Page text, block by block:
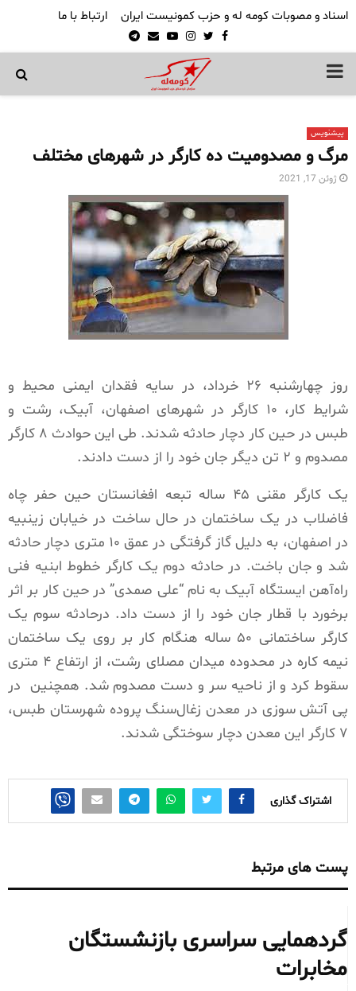
اسناد و مصوبات کومه له و حزب کمونیست ایران ارتباط با ما
Facebook
Twitter
Instagram
Youtube
Email
Telegram
PRIMARY
پیشنویس
مرگ و مصدومیت ده کارگر در شهرهای مختلف
ژوئن 17, 2021
روز چهارشنبه ۲۶ خرداد، در سایه فقدان ایمنی محیط و
شرایط کار، ۱۰ کارگر در شهرهای اصفهان، آبیک، رشت و
طبس در حین کار دچار حادثه شدند. طی این حوادث ۸ کارگر
مصدوم و ۲ تن دیگر جان خود را از دست دادند.
یک کارگر مقنی ۴۵ ساله تبعه افغانستان حین حفر چاه
فاضلاب در یک ساختمان در حال ساخت در خیابان زینبیه
در اصفهان، به دلیل گاز گرفتگی در عمق ۱۰ متری دچار حادثه
شد و جان باخت. در حادثه دوم یک کارگر خطوط ابنیه فنی
راه‌آهن ایستگاه آبیک به نام “علی صمدی” در حین کار بر اثر
برخورد با قطار جان خود را از دست داد. درحادثه سوم یک
کارگر ساختمانی ۵۰ ساله هنگام کار بر روی یک ساختمان
نیمه کاره در محدوده میدان مصلای رشت، از ارتفاع ۴ متری
سقوط کرد و از ناحیه سر و دست‌ مصدوم شد. همچنین در
پی آتش سوزی در معدن زغال‌سنگ پروده شهرستان طبس،
۷ کارگر این معدن دچار سوختگی شدند.
اشتراک گذاری
پست های مرتبط
گردهمایی سراسری بازنشستگان
مخابرات